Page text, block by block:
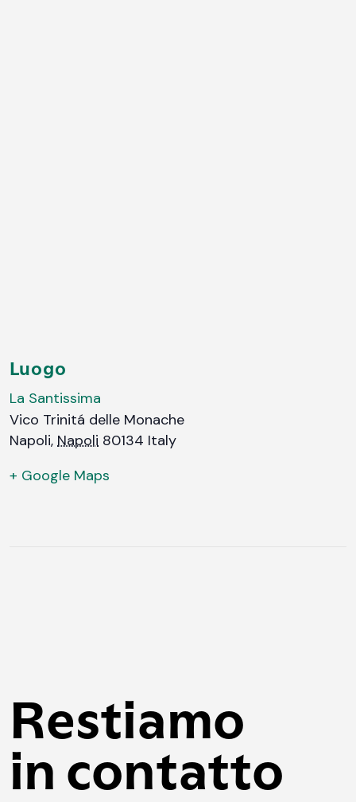
Luogo
La Santissima
Vico Trinitá delle Monache
Napoli, Napoli 80134 Italy
+ Google Maps
Restiamo
in contatto